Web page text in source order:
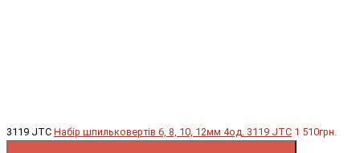
3119 JTC Набір шпильковертів 6, 8, 10, 12мм 4од. 3119 JTC 1 510грн.